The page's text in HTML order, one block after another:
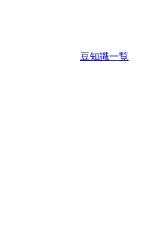
豆知識一覧